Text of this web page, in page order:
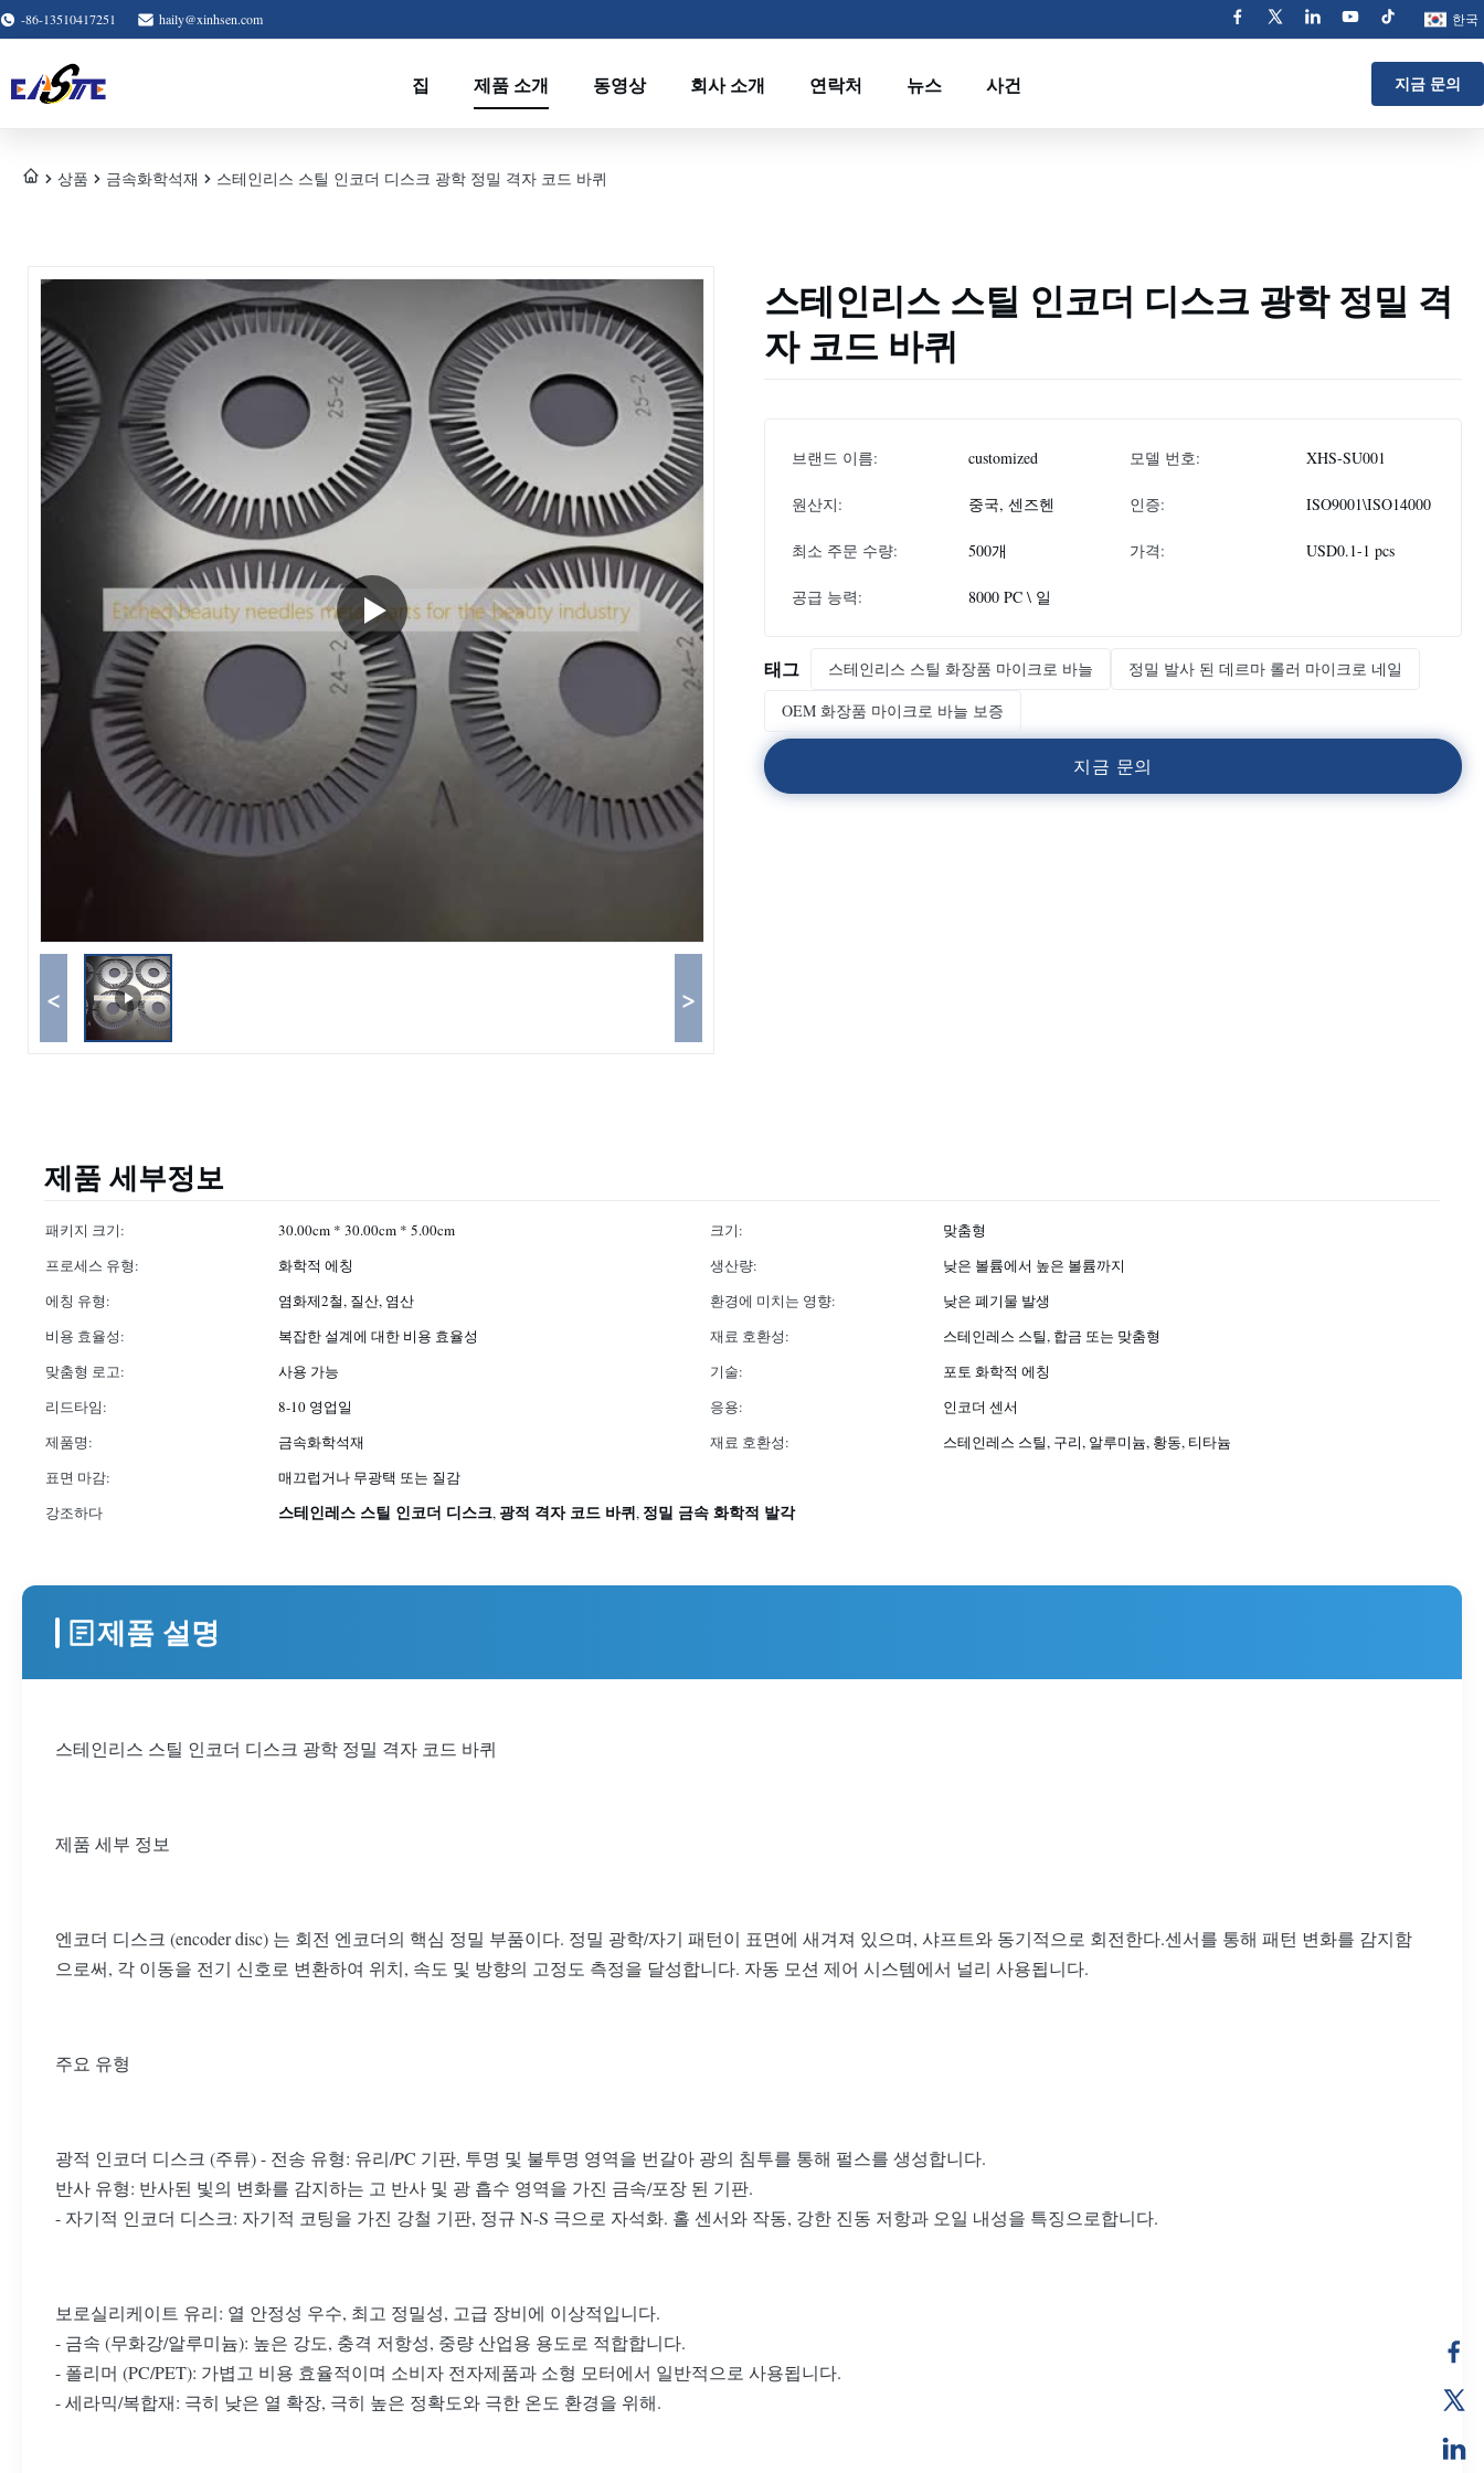
-86-13510417251 haily@xinhsen.com 한국
집 제품 소개 동영상 회사 소개 연락처 뉴스 사건 지금 문의
상품 금속화학석재 스테인리스 스틸 인코더 디스크 광학 정밀 격자 코드 바퀴
< >
스테인리스 스틸 인코더 디스크 광학 정밀 격
자 코드 바퀴
브랜드 이름: customized 모델 번호: XHS-SU001
원산지: 중국, 센즈헨 인증: ISO9001\ISO14000
최소 주문 수량: 500개 가격: USD0.1-1 pcs
공급 능력: 8000 PC \ 일
태그 스테인리스 스틸 화장품 마이크로 바늘
정밀 발사 된 데르마 롤러 마이크로 네일
OEM 화장품 마이크로 바늘 보증
지금 문의
제품 세부정보
패키지 크기: 30.00cm * 30.00cm * 5.00cm 크기:
맞춤형
프로세스 유형:
화학적 에칭 생산량:
낮은 볼륨에서 높은 볼륨까지
에칭 유형:
염화제2철, 질산, 염산 환경에 미치는 영향:
낮은 폐기물 발생
비용 효율성:
복잡한 설계에 대한 비용 효율성 재료 호환성:
스테인레스 스틸, 합금 또는 맞춤형
맞춤형 로고:
사용 가능 기술:
포토 화학적 에칭
리드타임:
8-10 영업일 응용:
인코더 센서
제품명:
금속화학석재 재료 호환성:
스테인레스 스틸, 구리, 알루미늄, 황동, 티타늄
표면 마감:
매끄럽거나 무광택 또는 질감
강조하다
스테인레스 스틸 인코더 디스크, 광적 격자 코드 바퀴, 정밀 금속 화학적 발각
제품 설명
스테인리스 스틸 인코더 디스크 광학 정밀 격자 코드 바퀴
제품 세부 정보
엔코더 디스크 (encoder disc) 는 회전 엔코더의 핵심 정밀 부품이다. 정밀 광학/자기 패턴이 표면에 새겨져 있으며, 샤프트와 동기적으로 회전한다.센서를 통해 패턴 변화를 감지함
으로써, 각 이동을 전기 신호로 변환하여 위치, 속도 및 방향의 고정도 측정을 달성합니다. 자동 모션 제어 시스템에서 널리 사용됩니다.
주요 유형
광적 인코더 디스크 (주류) - 전송 유형: 유리/PC 기판, 투명 및 불투명 영역을 번갈아 광의 침투를 통해 펄스를 생성합니다.
반사 유형: 반사된 빛의 변화를 감지하는 고 반사 및 광 흡수 영역을 가진 금속/포장 된 기판.
- 자기적 인코더 디스크: 자기적 코팅을 가진 강철 기판, 정규 N-S 극으로 자석화. 홀 센서와 작동, 강한 진동 저항과 오일 내성을 특징으로합니다.
보로실리케이트 유리: 열 안정성 우수, 최고 정밀성, 고급 장비에 이상적입니다.
- 금속 (무화강/알루미늄): 높은 강도, 충격 저항성, 중량 산업용 용도로 적합합니다.
- 폴리머 (PC/PET): 가볍고 비용 효율적이며 소비자 전자제품과 소형 모터에서 일반적으로 사용됩니다.
- 세라믹/복합재: 극히 낮은 열 확장, 극히 높은 정확도와 극한 온도 환경을 위해.